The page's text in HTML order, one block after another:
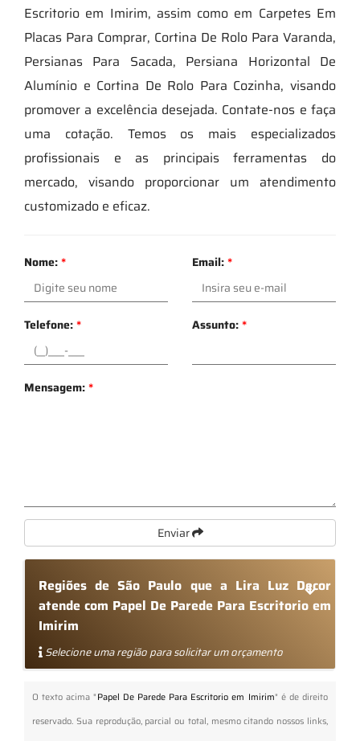
Escritorio em Imirim, assim como em Carpetes Em
Placas Para Comprar, Cortina De Rolo Para Varanda,
Persianas Para Sacada, Persiana Horizontal De
Alumínio e Cortina De Rolo Para Cozinha, visando
promover a excelência desejada. Contate-nos e faça
uma cotação. Temos os mais especializados
profissionais e as principais ferramentas do
mercado, visando proporcionar um atendimento
customizado e eficaz.
Nome:* Email:*
Telefone:* Assunto:*
Mensagem:*
Enviar
Regiões de São Paulo que a Lira Luz Decor
atende com Papel De Parede Para Escritorio em
Imirim
Selecione uma região para solicitar um orçamento
O texto acima "Papel De Parede Para Escritorio em Imirim" é de direito
reservado. Sua reprodução, parcial ou total, mesmo citando nossos links,